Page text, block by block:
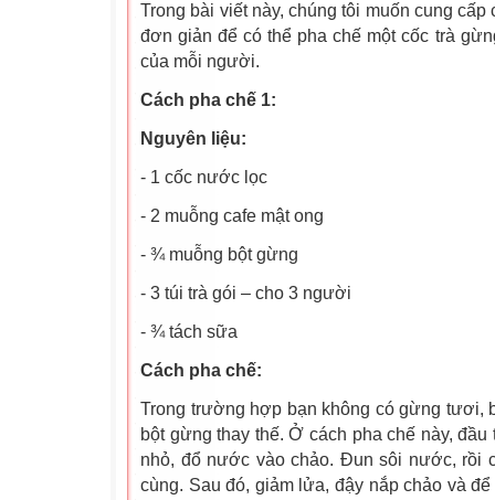
Trong bài viết này, chúng tôi muốn cung
đơn giản để có thể pha chế một cốc trà
của mỗi người.
Cách pha chế 1:
Nguyên liệu:
- 1 cốc nước lọc
- 2 muỗng cafe mật ong
- ¾ muỗng bột gừng
- 3 túi trà gói – cho 3 người
- ¾ tách sữa
Cách pha chế:
Trong trường hợp bạn không có gừng tươi,
bột gừng thay thế. Ở cách pha chế này,
nhỏ, đổ nước vào chảo. Đun sôi nước, rồi
cùng. Sau đó, giảm lửa, đậy nắp chảo và